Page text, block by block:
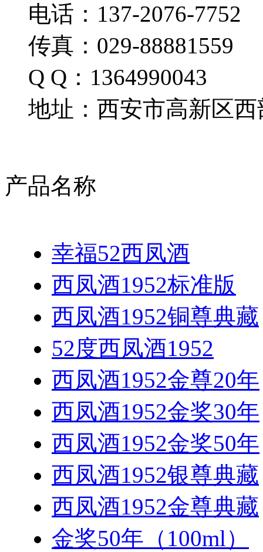
电话：137-2076-7752
传真：029-88881559
Q Q：1364990043
地址：西安市高新区西
产品名称
幸福52西凤酒
西凤酒1952标准版
西凤酒1952铜尊典藏
52度西凤酒1952
西凤酒1952金尊20年
西凤酒1952金奖30年
西凤酒1952金奖50年
西凤酒1952银尊典藏
西凤酒1952金尊典藏
金奖50年（100ml）